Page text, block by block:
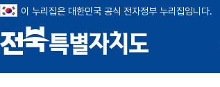
전북특별자치도
이 누리집은 대한민국 공식 전자정부 누리집입니다.